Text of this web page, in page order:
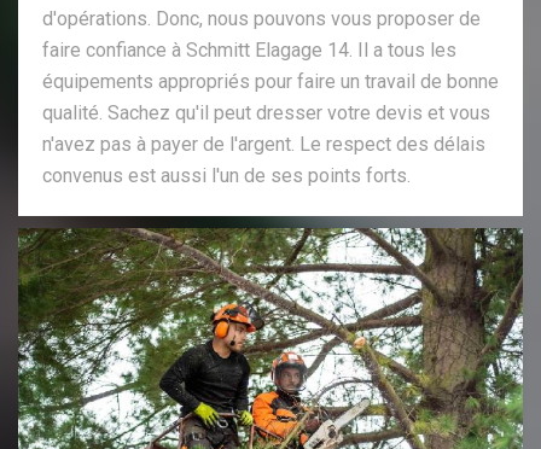
d'opérations. Donc, nous pouvons vous proposer de
faire confiance à Schmitt Elagage 14. Il a tous les
équipements appropriés pour faire un travail de bonne
qualité. Sachez qu'il peut dresser votre devis et vous
n'avez pas à payer de l'argent. Le respect des délais
convenus est aussi l'un de ses points forts.